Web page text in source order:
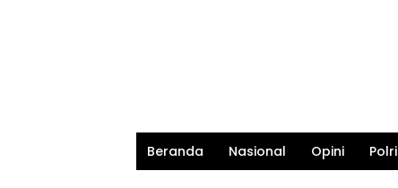
Beranda Nasional Opini Polri